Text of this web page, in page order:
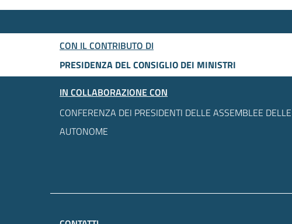
CON IL CONTRIBUTO DI
PRESIDENZA DEL CONSIGLIO DEI MINISTRI
IN COLLABORAZIONE CON
CONFERENZA DEI PRESIDENTI DELLE ASSEMBLEE
AUTONOME